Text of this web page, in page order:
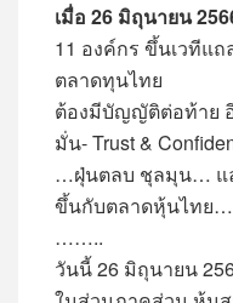
เมื่อ 26 มิถุนายน
11 องค์กร ขึ้นเวทีแ
ตลาดทุนไทย
ต้องมีบัญญัติต่อท้าย
มั่น- Trust &
…ฝุ่นตลบ ชุลมุน… แ
ขึ้นกับตลาดหุ้นไทย
……..
วันนี้ 26 มิถุนายน